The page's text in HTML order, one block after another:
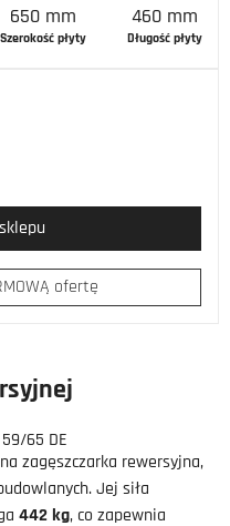
650 mm
Szerokość płyty
460 mm
Długość płyty
ofertę
65 DE
zagęszczarka rewersyjna,
Jej siła
442 kg, co zapewnia